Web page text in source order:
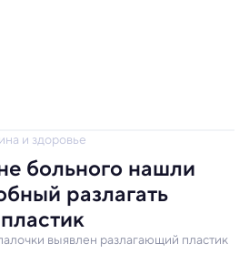
и здоровье
больного нашли
разлагать
выявлен разлагающий пластик